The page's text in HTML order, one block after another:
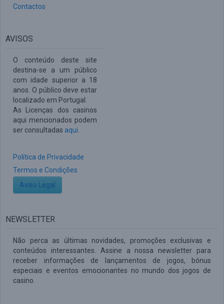
Contactos
AVISOS
O conteúdo deste site
destina-se a um público
com idade superior a 18
anos. O público deve estar
localizado em Portugal.
As Licenças dos casinos
aqui mencionados podem
ser consultadas aqui
Política de Privacidade
Termos e Condições
Aviso Legal
NEWSLETTER
Não perca as últimas novidades, promoções exclusivas e
conteúdos interessantes. Assine a nossa newsletter para
receber informações de lançamentos de jogos, bónus
especiais e eventos emocionantes no mundo dos jogos de
casino.